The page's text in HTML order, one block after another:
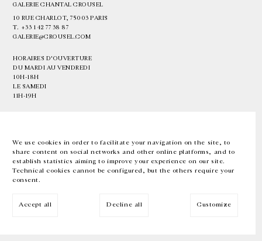
We use cookies in order to facilitate your navigation on the site, to
share content on social networks and other online platforms, and to
establish statistics aiming to improve your experience on our site.
Technical cookies cannot be configured, but the others require your
consent.
Accept all Decline all Customize
GALERIE CHANTAL CROUSEL
10 RUE CHARLOT, 75003 PARIS
T. +33 1 42 77 38 87
GALERIE@CROUSEL.COM
HORAIRES D'OUVERTURE
DU MARDI AU VENDREDI
10H-18H
LE SAMEDI
11H-19H
EN FR 中文 Facebook Instagram
Inscrivez-vous à notre newsletter